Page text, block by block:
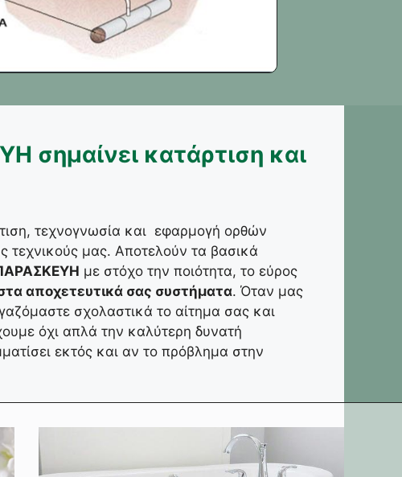
σημαίνει κατάρτιση και
τεχνογνωσία και εφαρμογή ορθών
τεχνικούς μας. Αποτελούν τα βασικά
με στόχο την ποιότητα, το εύρος
αποχετευτικά σας συστήματα. Όταν μας
σχολαστικά το αίτημα σας και
όχι απλά την καλύτερη δυνατή
εκτός και αν το πρόβλημα στην